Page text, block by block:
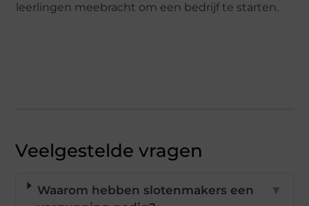
leerlingen meebracht om een bedrijf te starten.
Veelgestelde vragen
Waarom hebben slotenmakers een
▼